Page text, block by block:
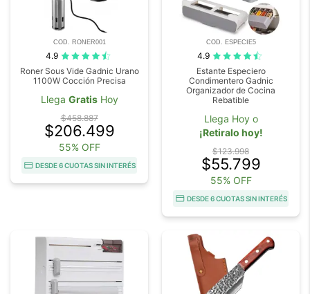
COD. RONER001
4.9
Roner Sous Vide Gadnic Urano
1100W Cocción Precisa
Llega GratisHoy
$458.887
$206.499
55% OFF
DESDE 6 CUOTAS SIN INTERÉS
COD. ESPECIE5
4.9
Estante Especiero
Condimentero Gadnic
Organizador de Cocina
Rebatible
Llega Hoy o
¡Retiralo hoy!
$123.998
$55.799
55% OFF
DESDE 6 CUOTAS SIN INTERÉS